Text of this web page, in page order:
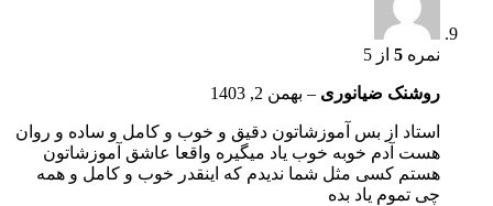
نمره 5 از 5
روشنک ضیانوری – بهمن 2, 1403
استاد از بس آموزشاتون دقیق و خوب و کامل و ساده و روان
هست آدم خوبه خوب یاد میگیره واقعا عاشق آموزشاتون
هستم کسی مثل شما ندیدم که اینقدر خوب و کامل و همه
چی تموم یاد بده